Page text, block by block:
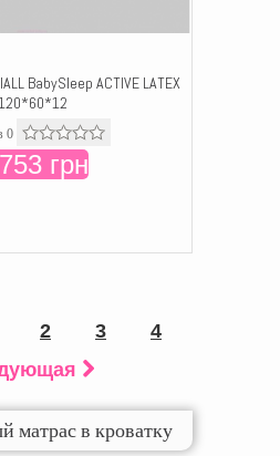
BabySleep ACTIVE LATEX
0
грн
2 3
4
матрас в кроватку